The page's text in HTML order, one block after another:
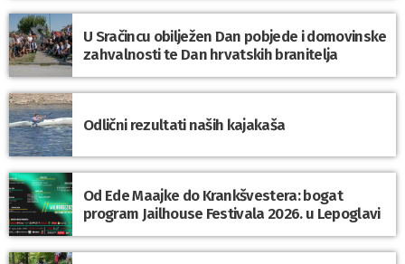
U Sračincu obilježen Dan pobjede i domovinske
zahvalnosti te Dan hrvatskih branitelja
Odlični rezultati naših kajakaša
Od Ede Maajke do Krankšvestera: bogat
program Jailhouse Festivala 2026. u Lepoglavi